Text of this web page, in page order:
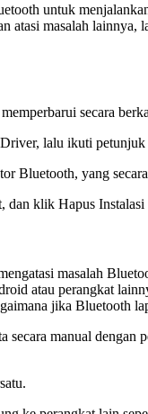
untuk
atasi masalah
secara
lalu ikuti
Bluetooth, yang
dan klik Hapus Instalasi
masalah
atau perangkat
jika Bluetooth
manual dengan